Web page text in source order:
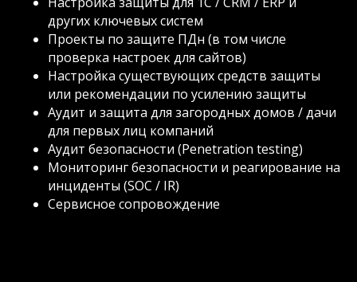
других ключевых систем
Проекты по защите ПДн (в том числе
проверка настроек для сайтов)
Настройка существующих средств защиты
или рекомендации по усилению защиты
Аудит и защита для загородных домов / дачи
для первых лиц компаний
Аудит безопасности (Penetration testing)
Мониторинг безопасности и реагирование на
инциденты (SOC / IR)
Сервисное сопровождение